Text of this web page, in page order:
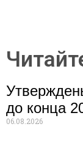
до конца
06.08.2026